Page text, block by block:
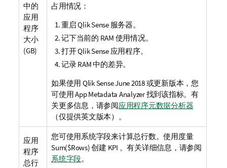
中的
应用
程序
大小
(GB)
占用情况：
重启Qlik Sense服务器。
记下当前的 RAM 使用情况。
打开Qlik Sense应用程序。
记录RAM中的差异。
如果使用 Qlik SenseJune 2018 或更新版本，您
可使用App Metadata Analyzer找到该指标。 有
关更多信息，请参阅应用程序元数据分析器
（仅提供英文版本） 。
应用
程序
总行
您可使用系统字段来计算总行数。使用度量
Sum($Rows)创建 KPI 。有关详细信息，请参阅
系统字段。